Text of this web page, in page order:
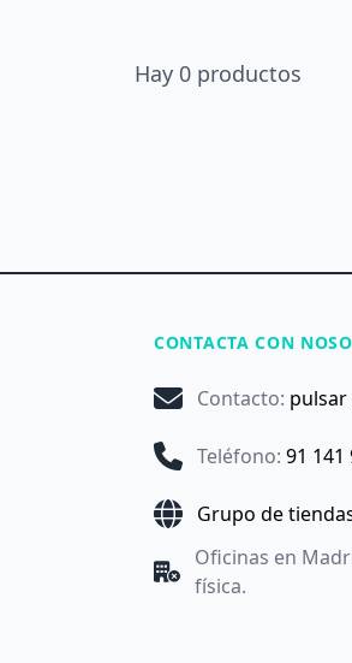
Hay 0 productos
CONTACTA CON
Contacto:
Teléfono: 91 141
Grupo de
Oficinas en
física.